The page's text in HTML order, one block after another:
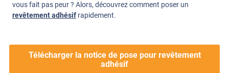
vous fait pas peur ? Alors, découvrez comment poser un
revêtement adhésif rapidement.
Télécharger la notice de pose pour revêtement
adhésif